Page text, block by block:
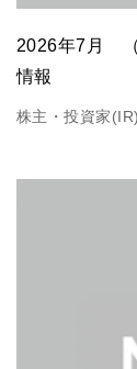
2026年7月
情報
株主・投資家(IR)